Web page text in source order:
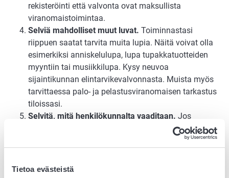
Tietoa evästeistä
rekisteröinti että valvonta ovat maksullista
viranomaistoimintaa.
Selviä mahdolliset muut luvat. Toiminnastasi
riippuen saatat tarvita muita lupia. Näitä voivat olla
esimerkiksi anniskelulupa, lupa tupakkatuotteiden
myyntiin tai musiikkilupa. Kysy neuvoa
sijaintikunnan elintarvikevalvonnasta. Muista myös
tarvittaessa palo- ja pelastusviranomaisen tarkastus
tiloissasi.
Selvitä, mitä henkilökunnalta vaaditaan. Jos
henkilökunta käsittelee pakkaamattomia, helposti
selvitys.